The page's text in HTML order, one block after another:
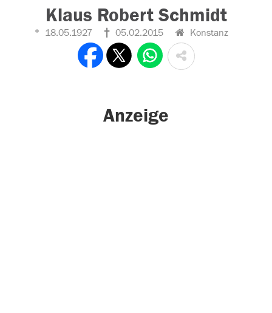
Klaus Robert Schmidt
18.05.1927 05.02.2015 Konstanz
Anzeige